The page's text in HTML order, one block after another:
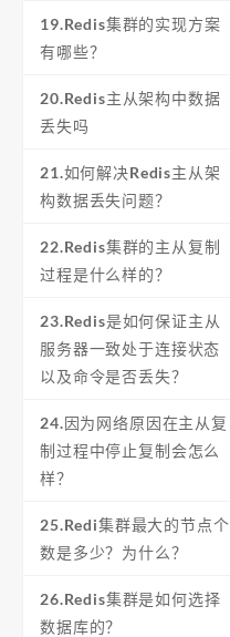
19.Redis集群的实现方案
有哪些？
20.Redis主从架构中数据
丢失吗
21.如何解决Redis主从架
构数据丢失问题？
22.Redis集群的主从复制
过程是什么样的？
23.Redis是如何保证主从
服务器一致处于连接状态
以及命令是否丢失？
24.因为网络原因在主从复
制过程中停止复制会怎么
样？
25.Redi集群最大的节点个
数是多少？为什么？
26.Redis集群是如何选择
数据库的？